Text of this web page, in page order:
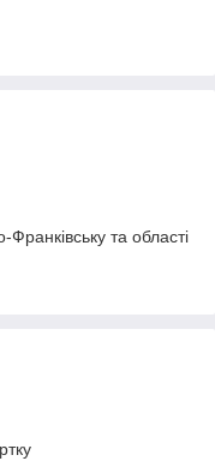
та області